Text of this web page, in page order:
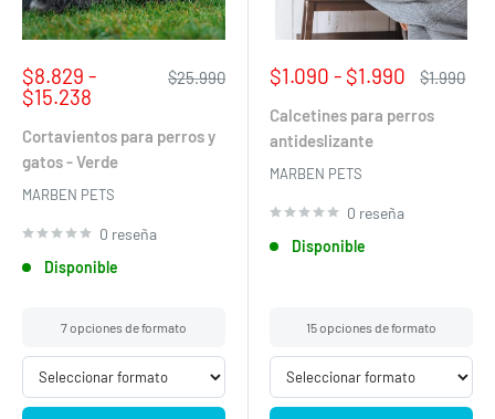
Precio
de
$8.829 -
$15.238
Precio
$25.990
Cortavientos para perros y
gatos - Verde
MARBEN PETS
0 reseña
Disponible
7 opciones de formato
Precio
venta
$1.090 - $1.990
Precio
$1.990
Calcetines para perros
antideslizante
MARBEN PETS
0 reseña
Disponible
15 opciones de formato